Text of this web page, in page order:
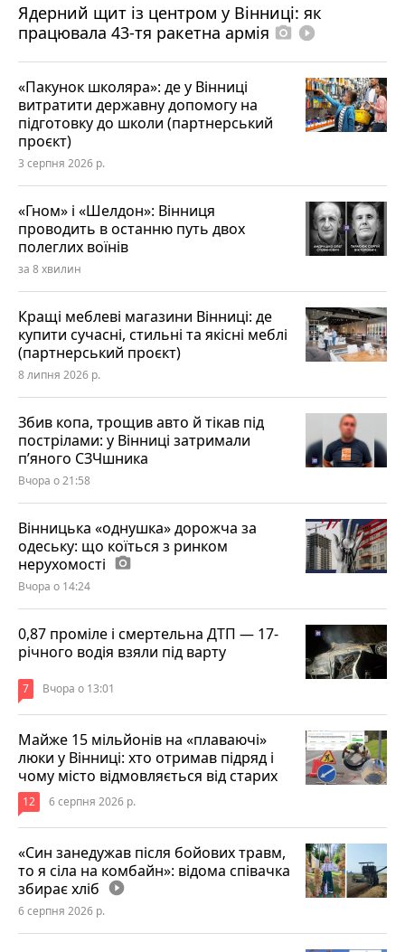
Ядерний щит із центром у Вінниці: як
працювала 43-тя ракетна армія photo_camera play_circle_filled
«Пакунок школяра»: де у Вінниці
витратити державну допомогу на
підготовку до школи (партнерський
проєкт)
3 серпня 2026 р.
«Гном» і «Шелдон»: Вінниця
проводить в останню путь двох
полеглих воїнів
за 8 хвилин
Кращі меблеві магазини Вінниці: де
купити сучасні, стильні та якісні меблі
(партнерський проєкт)
8 липня 2026 р.
Збив копа, трощив авто й тікав під
пострілами: у Вінниці затримали
п’яного СЗЧшника
Вчора о 21:58
Вінницька «однушка» дорожча за
одеську: що коїться з ринком
нерухомості photo_camera
Вчора о 14:24
0,87 проміле і смертельна ДТП — 17-
річного водія взяли під варту
7 Вчора о 13:01
Майже 15 мільйонів на «плаваючі»
люки у Вінниці: хто отримав підряд і
чому місто відмовляється від старих
12 6 серпня 2026 р.
«Син занедужав після бойових травм,
то я сіла на комбайн»: відома співачка
збирає хліб play_circle_filled
6 серпня 2026 р.